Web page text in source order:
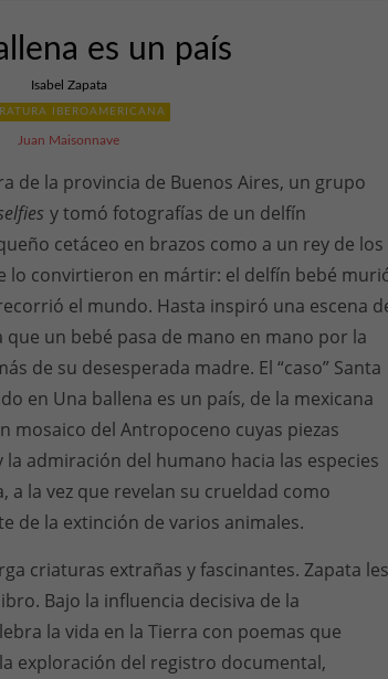
es un país
Isabel Zapata
IBEROAMERICANA
Juan Maisonnave
de la provincia de Buenos Aires, un grupo
y tomó fotografías de un delfín
cetáceo en brazos como a un rey de los
lo convirtieron en mártir: el delfín bebé
el mundo. Hasta inspiró una escena
un bebé pasa de mano en mano por la
de su desesperada madre. El “caso” Santa
en Una ballena es un país, de la mexicana
mosaico del Antropoceno cuyas piezas
admiración del humano hacia las especies
a la vez que revelan su crueldad como
de la extinción de varios animales.
criaturas extrañas y fascinantes. Zapata les
Bajo la influencia decisiva de la
la vida en la Tierra con poemas que
exploración del registro documental,